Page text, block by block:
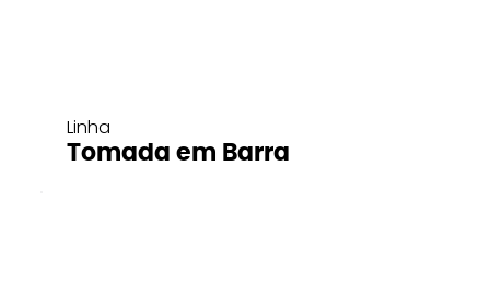
Linha
Tomada em Barra